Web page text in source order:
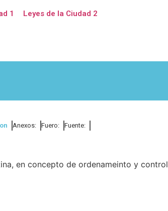
1 Leyes de la Ciudad 2
Anexos: Fuero: Fuente:
en concepto de ordenameinto y control